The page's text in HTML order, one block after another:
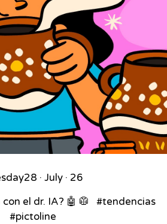
28 · July · 26
el dr. IA? 🤖 🥼 ⁣ ⁣ #tendencias
#pictoline